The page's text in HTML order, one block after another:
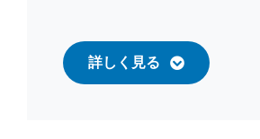
詳しく見る